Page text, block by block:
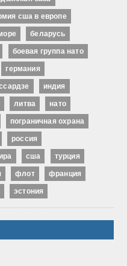
сша в европе
беларусь
боевая группа нато
германия
индия
литва нато
пограничная охрана
россия
сша турция
флот франция
эстония